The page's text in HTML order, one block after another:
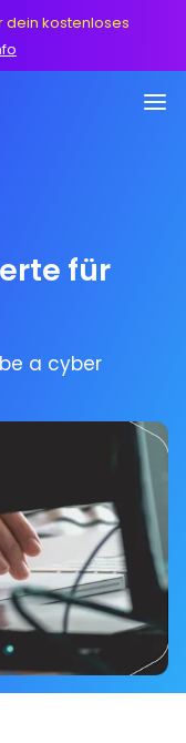
dein kostenloses
für
a cyber